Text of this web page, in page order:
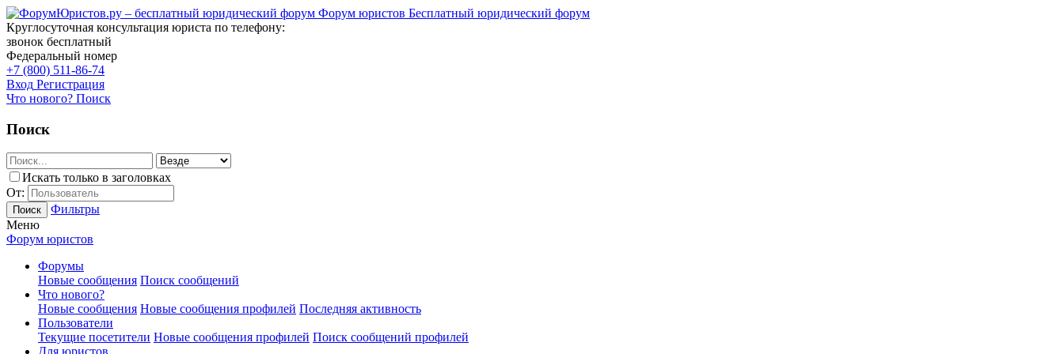
Форум юристов Бесплатный юридический форум
Круглосуточная консультация юриста по телефону:
звонок бесплатный
Федеральный номер
+7 (800) 511-86-74
Вход Регистрация
Что нового? Поиск
Поиск
Искать только в заголовках
От:
Поиск
Фильтры
Меню
Форум юристов
Форумы
Новые сообщения Поиск сообщений
Что нового?
Новые сообщения Новые сообщения профилей Последняя активность
Пользователи
Текущие посетители Новые сообщения профилей Поиск сообщений профилей